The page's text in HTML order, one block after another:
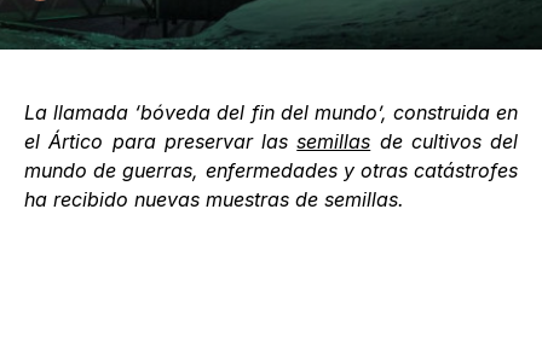
La llamada ‘bóveda del fin del mundo’, construida en
el Ártico para preservar lassemillas de cultivos del
mundo de guerras, enfermedades y otras catástrofes
ha recibido nuevas muestras de semillas.